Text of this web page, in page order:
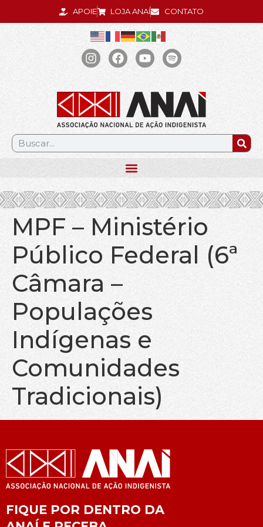
APOIE LOJA ANAÍ CONTATO
.
MPF – Ministério
Público Federal (6ª
Câmara –
Populações
Indígenas e
Comunidades
Tradicionais)
FIQUE POR DENTRO DA